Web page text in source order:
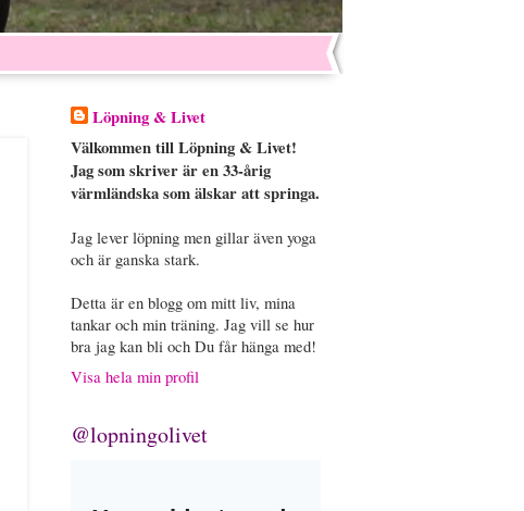
Löpning & Livet
Välkommen till Löpning & Livet!
Jag som skriver är en 33-årig
värmländska som älskar att springa.
Jag lever löpning men gillar även yoga
och är ganska stark.
Detta är en blogg om mitt liv, mina
tankar och min träning. Jag vill se hur
bra jag kan bli och Du får hänga med!
Visa hela min profil
@lopningolivet